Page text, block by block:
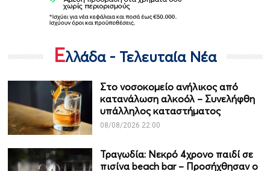
Ελλάδα - Τελευταία Νέα
Στο νοσοκομείο ανήλικος από
κατανάλωση αλκοόλ – Συνελήφθη
υπάλληλος καταστήματος
08/08/2026 22:00
Τραγωδία: Νεκρό 4χρονο παιδί σε
πισίνα beach bar – Προσήχθησαν ο